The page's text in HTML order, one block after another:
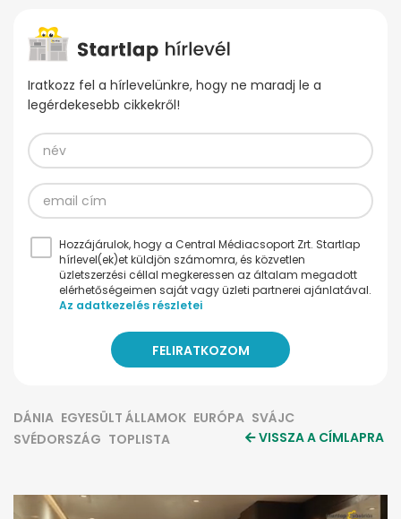
Iratkozz fel a hírlevelünkre, hogy ne maradj le a
legérdekesebb cikkekről!
Hozzájárulok, hogy a Central Médiacsoport Zrt. Startlap
hírlevel(ek)et küldjön számomra, és közvetlen
üzletszerzési céllal megkeressen az általam megadott
elérhetőségeimen saját vagy üzleti partnerei ajánlatával.
Az adatkezelés részletei
DÁNIA EGYESÜLT ÁLLAMOK EURÓPA SVÁJC
SVÉDORSZÁG TOPLISTA VISSZA A CÍMLAPRA